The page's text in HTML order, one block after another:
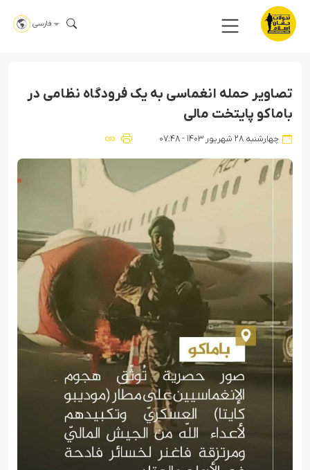
فارسی
تصاویر حمله انغماسی به یک فرودگاه نظامی در
باماکو پایتخت مالی
چهارشنبه ۲۸ شهریور ۱۴۰۳ - ۰۷:۴۸